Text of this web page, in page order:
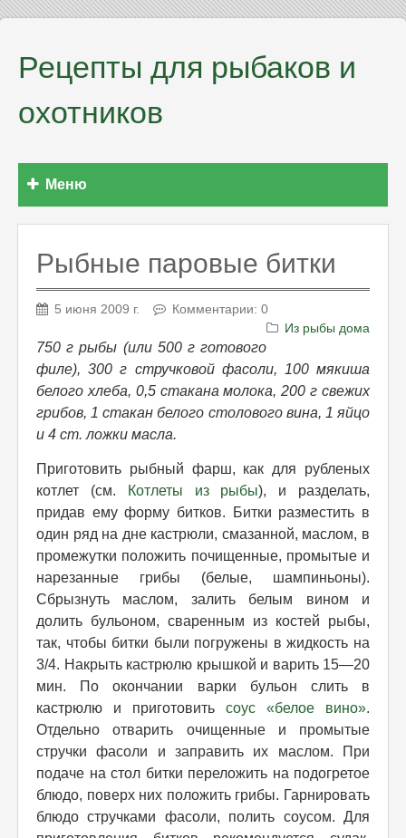
Рецепты для рыбаков и
охотников
Меню
Рыбные паровые битки
5 июня 2009 г.
Комментарии: 0
Из рыбы дома
750 г рыбы (или 500 г готового
филе), 300 г стручковой фасоли, 100 мякиша
белого хлеба, 0,5 стакана молока, 200 г свежих
грибов, 1 стакан белого столового вина, 1 яйцо
и 4 ст. ложки масла.
Приготовить рыбный фарш, как для рубленых
котлет (см.
Котлеты из рыбы), и разделать,
придав ему форму битков. Битки разместить в
один ряд на дне кастрюли, смазанной, маслом, в
промежутки положить почищенные, промытые и
нарезанные грибы (белые, шампиньоны).
Сбрызнуть маслом, залить белым вином и
долить бульоном, сваренным из костей рыбы,
так, чтобы битки были погружены в жидкость на
3/4. Накрыть кaстрюлю крышкой и варить 15—20
мин. По окончании варки бульон слить в
кастрюлю и приготовить соус «белое вино».
Отдельно отварить очищенные и промытые
стручки фасоли и заправить их маслом. При
подаче на стол битки переложить на подогретое
блюдо, поверх них положить грибы. Гарнировать
блюдо стручками фасоли, полить соусом. Для